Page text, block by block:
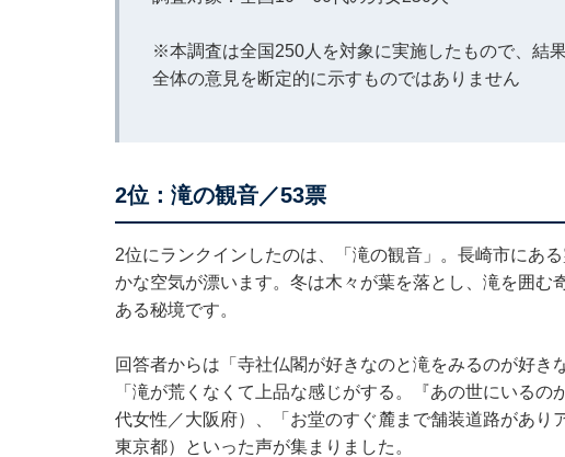
※本調査は全国250人を対象に実施したもので、結
全体の意見を断定的に示すものではありません
2位：滝の観音／53票
2位にランクインしたのは、「滝の観音」。長崎市にあ
かな空気が漂います。冬は木々が葉を落とし、滝を囲む
ある秘境です。
回答者からは「寺社仏閣が好きなのと滝をみるのが好き
「滝が荒くなくて上品な感じがする。『あの世にいる
代女性／大阪府）、「お堂のすぐ麓まで舗装道路があり
東京都）といった声が集まりました。